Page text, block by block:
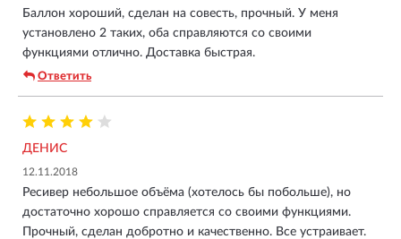
Баллон хороший, сделан на совесть, прочный. У меня
установлено 2 таких, оба справляются со своими
функциями отлично. Доставка быстрая.
Ответить
ДЕНИС
12.11.2018
Ресивер небольшое объёма (хотелось бы побольше), но
достаточно хорошо справляется со своими функциями.
Прочный, сделан добротно и качественно. Все устраивает.